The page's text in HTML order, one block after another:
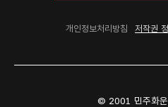
개인정보처리방침 저작권
© 2001 민주화운